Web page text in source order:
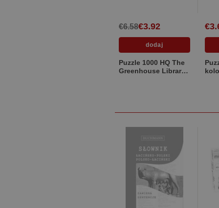
€3.92
€6.58
Puzzle 1000 HQ The
Greenhouse Library